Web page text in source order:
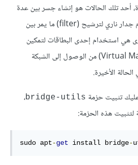
أحد تلك الحالات هو إنشاء جسر بين عدة
اتصالات شبكية، ثم استخدام جدار ناري لترشيح (filter) ما يمر بين
هي استخدام إحدى البطاقات لتمكين
«الآلات الوهمية» (Virtual Machines) من الوصول إلى الشبكة
الأخيرة.
تثبيت حزمة bridge-utils،
لتثبيت هذه الحزمة:
sudo apt-get install bridge-